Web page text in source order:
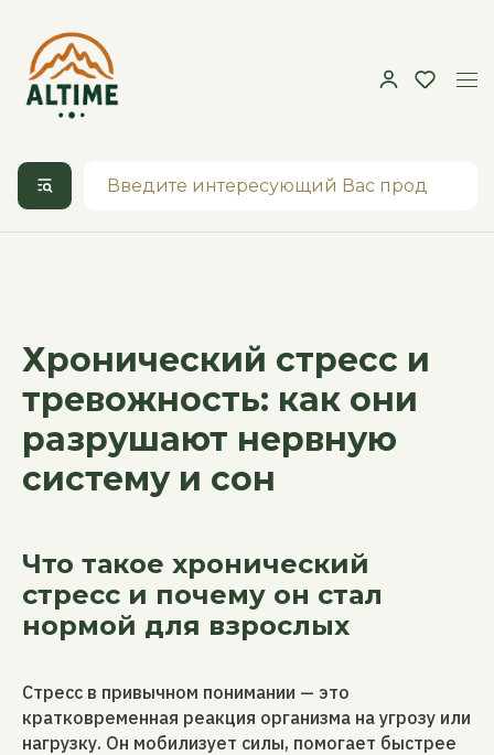
Хронический стресс и
тревожность: как они
разрушают нервную
систему и сон
Что такое хронический
стресс и почему он стал
нормой для взрослых
Стресс в привычном понимании — это
кратковременная реакция организма на угрозу или
нагрузку. Он мобилизует силы, помогает быстрее